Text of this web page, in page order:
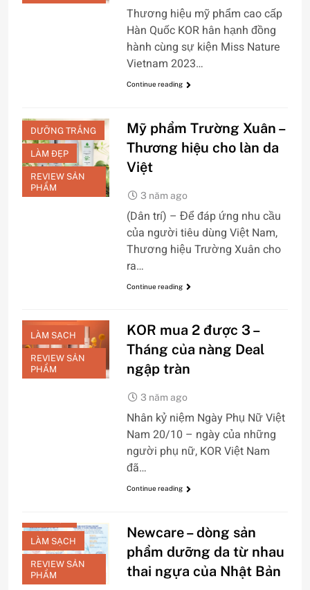
Thương hiệu mỹ phẩm cao cấp
Hàn Quốc KOR hân hạnh đồng
hành cùng sự kiện Miss Nature
Vietnam 2023…
Continue reading
DƯỠNG TRẮNG
LÀM ĐẸP
REVIEW SẢN
PHẨM
Mỹ phẩm Trường Xuân –
Thương hiệu cho làn da
Việt
3 năm ago
(Dân trí) – Để đáp ứng nhu cầu
của người tiêu dùng Việt Nam,
Thương hiệu Trường Xuân cho
ra…
Continue reading
LÀM SẠCH
REVIEW SẢN
PHẨM
KOR mua 2 được 3 –
Tháng của nàng Deal
ngập tràn
3 năm ago
Nhân kỷ niệm Ngày Phụ Nữ Việt
Nam 20/10 – ngày của những
người phụ nữ, KOR Việt Nam
đã…
Continue reading
LÀM SẠCH
REVIEW SẢN
PHẨM
Newcare – dòng sản
phẩm dưỡng da từ nhau
thai ngựa của Nhật Bản